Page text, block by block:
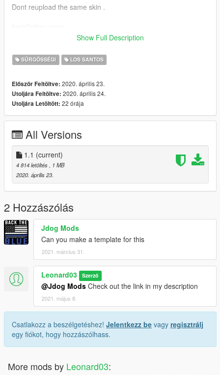
Dont reupload the same skin .
OPENIV/mods/update/x64/dlcpacks/latestpatchday/dlc.rpf/x64/l
Now open the ytd file (make sure to enable edit mode)
and search sign
rename the new file with a number and you are good to go.
Just safe and run the game.
Show Full Description
SŰRGŐSSÉGI LOS SANTOS
Először Feltöltve: 2020. április 23.
Utoljára Feltöltve: 2020. április 24.
Utoljára Letöltött: 22 órája
All Versions
1.1 (current)
4 814 letöltés, 1 MB
2020. április 23.
2 Hozzászólás
Jdog Mods
Can you make a template for this
2021. március 31.
Leonard03 Szerző
@Jdog Mods Check out the link in my description
2021. május 8.
Csatlakozz a beszélgetéshez! Jelentkezz be vagy regisztrálj
egy fiókot, hogy hozzászólhass.
More mods by Leonard03: